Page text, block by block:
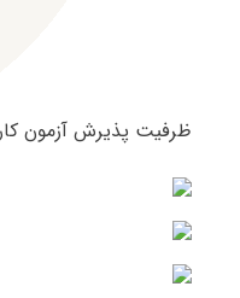
ظرفیت پذیرش آزمون کارشناسی ارشد ۱۳۹۵ – ۱۳۹۶ سراسری